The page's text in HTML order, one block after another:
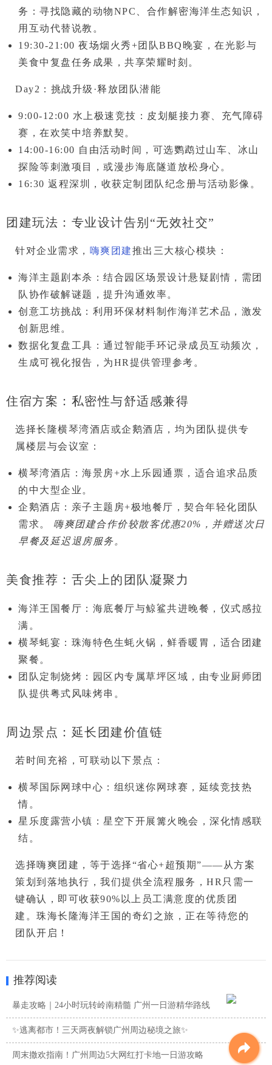
务 ：寻找隐藏的动物NPC、合作解密海洋生态知识，
用互动代替说教。
19:30-21:00 夜场烟火秀+团队BBQ晚宴，在光影与
美食中复盘任务成果，共享荣耀时刻。
Day2：挑战升级·释放团队潜能
9:00-12:00 水上极速竞技 ：皮划艇接力赛、充气障碍
赛，在欢笑中培养默契。
14:00-16:00 自由活动时间，可选鹦鹉过山车、冰山
探险等刺激项目，或漫步海底隧道放松身心。
16:30 返程深圳，收获定制团队纪念册与活动影像。
团建玩法：专业设计告别“无效社交”
针对企业需求， 嗨爽团建推出 三大核心模块 ：
海洋主题剧本杀 ：结合园区场景设计悬疑剧情，需团
队协作破解谜题，提升沟通效率。
创意工坊挑战 ：利用环保材料制作海洋艺术品，激发
创新思维。
数据化复盘工具 ：通过智能手环记录成员互动频次，
生成可视化报告，为HR提供管理参考。
住宿方案：私密性与舒适感兼得
选择长隆横琴湾酒店或企鹅酒店 ，均为团队提供专
属楼层与会议室：
横琴湾酒店 ：海景房+水上乐园通票，适合追求品质
的中大型企业。
企鹅酒店 ：亲子主题房+极地餐厅，契合年轻化团队
需求。 嗨爽团建合作价较散客优惠20%，并赠送次日
早餐及延迟退房服务。
美食推荐：舌尖上的团队凝聚力
海洋王国餐厅 ：海底餐厅与鲸鲨共进晚餐，仪式感拉
满。
横琴蚝宴 ：珠海特色生蚝火锅，鲜香暖胃，适合团建
聚餐。
团队定制烧烤 ：园区内专属草坪区域，由专业厨师团
队提供粤式风味烤串。
周边景点：延长团建价值链
若时间充裕，可联动以下景点：
横琴国际网球中心 ：组织迷你网球赛，延续竞技热
情。
星乐度露营小镇 ：星空下开展篝火晚会，深化情感联
结。
选择嗨爽团建，等于选择“省心+超预期”——从方案
策划到落地执行，我们提供全流程服务，HR只需一
键确认，即可收获90%以上员工满意度的优质团
建。 珠海长隆海洋王国 的奇幻之旅，正在等待您的
团队开启！
推荐阅读
暴走攻略｜24小时玩转岭南精髓 广州一日游精华路线
✨逃离都市！三天两夜解锁广州周边秘境之旅✨
周末撒欢指南！广州周边5大网红打卡地一日游攻略